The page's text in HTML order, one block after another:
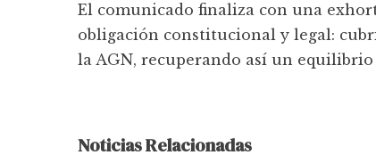
El comunicado finaliza con una
obligación constitucional y legal:
la AGN, recuperando así un
Noticias Relacionadas